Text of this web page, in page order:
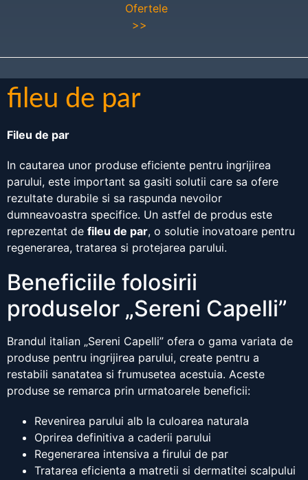
Ofertele
>>
fileu de par
Fileu de par
In cautarea unor produse eficiente pentru ingrijirea
parului, este important sa gasiti solutii care sa ofere
rezultate durabile si sa raspunda nevoilor
dumneavoastra specifice. Un astfel de produs este
reprezentat de fileu de par, o solutie inovatoare pentru
regenerarea, tratarea si protejarea parului.
Beneficiile folosirii
produselor „Sereni Capelli”
Brandul italian „Sereni Capelli” ofera o gama variata de
produse pentru ingrijirea parului, create pentru a
restabili sanatatea si frumusetea acestuia. Aceste
produse se remarca prin urmatoarele beneficii:
Revenirea parului alb la culoarea naturala
Oprirea definitiva a caderii parului
Regenerarea intensiva a firului de par
Tratarea eficienta a matretii si dermatitei scalpului